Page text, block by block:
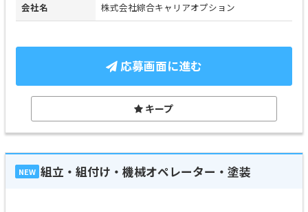
会社名 株式会社綜合キャリアオプション
応募画面に進む
キープ
NEW 組立・組付け・機械オペレーター・塗装